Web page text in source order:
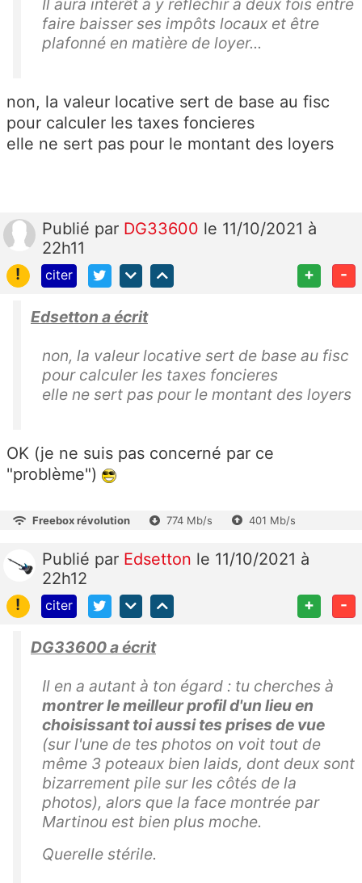
Il aura intérêt à y réfléchir à deux fois entre
faire baisser ses impôts locaux et être
plafonné en matière de loyer...
non, la valeur locative sert de base au fisc
pour calculer les taxes foncieres
elle ne sert pas pour le montant des loyers
Publié par DG33600 le 11/10/2021 à
22h11
!
citer + -
Edsetton a écrit
non, la valeur locative sert de base au fisc
pour calculer les taxes foncieres
elle ne sert pas pour le montant des loyers
OK (je ne suis pas concerné par ce
"problème")
Freebox révolution 774 Mb/s 401 Mb/s
Publié par Edsetton le 11/10/2021 à
22h12
!
citer + -
DG33600 a écrit
Il en a autant à ton égard : tu cherches à
montrer le meilleur profil d'un lieu en
choisissant toi aussi tes prises de vue
(sur l'une de tes photos on voit tout de
même 3 poteaux bien laids, dont deux sont
bizarrement pile sur les côtés de la
photos), alors que la face montrée par
Martinou est bien plus moche.
Querelle stérile.